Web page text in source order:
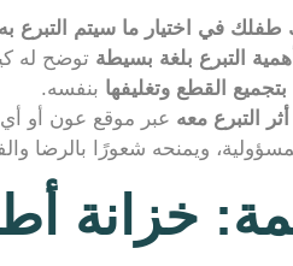
طفلك في اختيار ما سيتم التبرع به
التبرع بلغة بسيطة توضح له
بتجميع القطع وتغليفها بنفسه.
التبرع معه عبر موقع عون أو أي
ويمنحه شعورًا بالرضا
خزانة